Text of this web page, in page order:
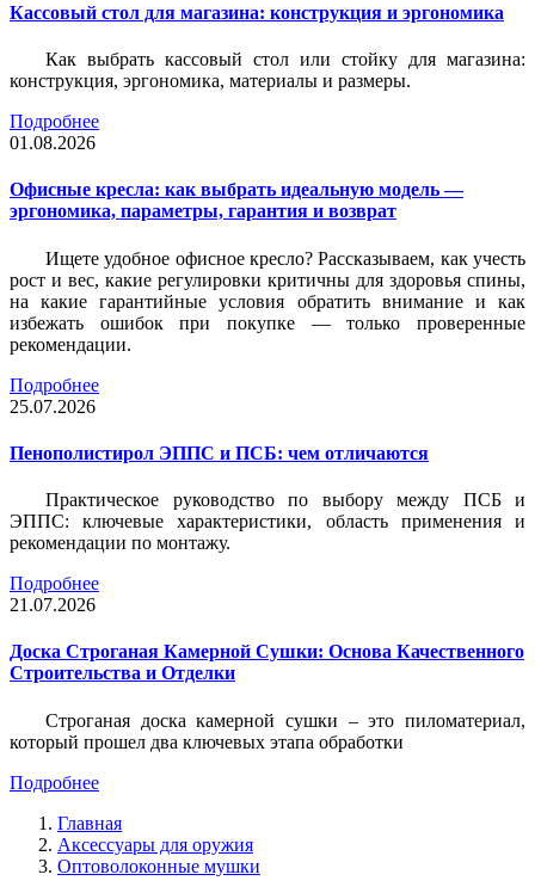
Кассовый стол для магазина: конструкция и эргономика
Как выбрать кассовый стол или стойку для магазина:
конструкция, эргономика, материалы и размеры.
Подробнее
01.08.2026
Офисные кресла: как выбрать идеальную модель —
эргономика, параметры, гарантия и возврат
Ищете удобное офисное кресло? Рассказываем, как учесть
рост и вес, какие регулировки критичны для здоровья спины,
на какие гарантийные условия обратить внимание и как
избежать ошибок при покупке — только проверенные
рекомендации.
Подробнее
25.07.2026
Пенополистирол ЭППС и ПСБ: чем отличаются
Практическое руководство по выбору между ПСБ и
ЭППС: ключевые характеристики, область применения и
рекомендации по монтажу.
Подробнее
21.07.2026
Доска Строганая Камерной Сушки: Основа Качественного
Строительства и Отделки
Строганая доска камерной сушки – это пиломатериал,
который прошел два ключевых этапа обработки
Подробнее
Главная
Аксессуары для оружия
Оптоволоконные мушки